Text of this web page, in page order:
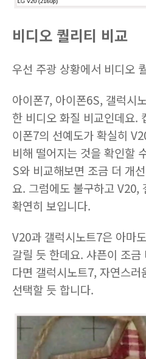
비디오 퀄리티 비교
우선 주광 상황에서 비디오
아이폰7, 아이폰6S, 갤럭시
한 비디오 화질 비교인데요.
이폰7의 선예도가 확실히
비해 떨어지는 것을 확인할
S와 비교해보면 조금 더 개
요. 그럼에도 불구하고 V20,
확연히 보입니다.
V20과 갤럭시노트7은 아마
갈릴 듯 한데요. 샤픈이 조
다면 갤럭시노트7, 자연스
선택할 듯 합니다.